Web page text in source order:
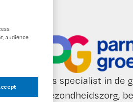
Als specialist in de
gezondheidszorg,
audience